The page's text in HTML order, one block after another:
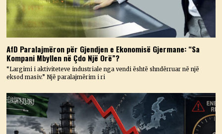
AfD Paralajmëron për Gjendjen e Ekonomisë Gjermane: “Sa
Kompani Mbyllen në Çdo Një Orë”?
“Largimi i aktiviteteve industriale nga vendi është shndërruar në një
eksod masiv.” Një paralajmërim i ri